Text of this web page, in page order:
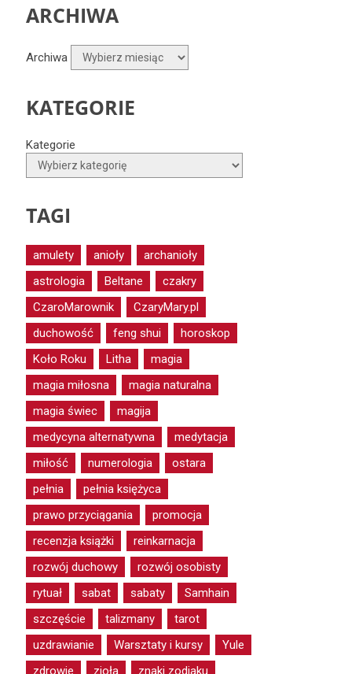
ARCHIWA
Archiwa
KATEGORIE
Kategorie
TAGI
amulety anioły
archanioły
astrologia
Beltane
czakry
CzaroMarownik
CzaryMary.pl
duchowość
feng shui
horoskop
Koło Roku
Litha
magia
magia miłosna
magia naturalna
magia świec
magija
medycyna alternatywna
medytacja
miłość
numerologia
ostara
pełnia
pełnia księżyca
prawo przyciągania
promocja
recenzja książki
reinkarnacja
rozwój duchowy
rozwój osobisty
rytuał
sabat sabaty
Samhain
szczęście
talizmany
tarot
uzdrawianie
Warsztaty i kursy
Yule
zdrowie
zioła znaki zodiaku